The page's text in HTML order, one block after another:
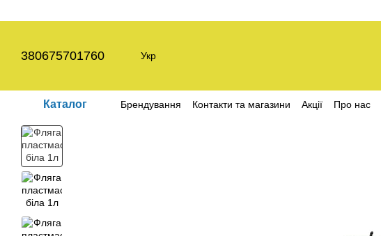
380675701760 Укр
Каталог Брендування Контакти та магазини Акції Про нас